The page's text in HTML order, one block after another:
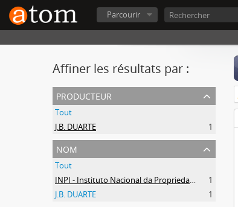
Parcourir
Affiner les résultats par :
producteur
Tout
J.B. DUARTE
1
nom
Tout
INPI - Instituto Nacional da Propriedade Industrial
1
J.B. DUARTE
1